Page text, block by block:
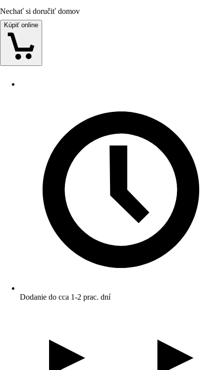
Nechať si doručiť domov
Kúpiť online
Dodanie do cca 1-2 prac. dní